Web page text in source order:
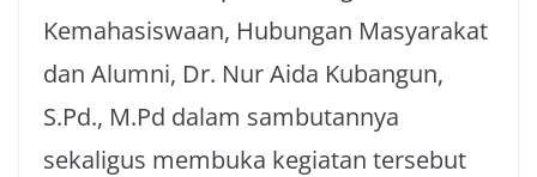
Kemahasiswaan, Hubungan Masyarakat
dan Alumni, Dr. Nur Aida Kubangun,
S.Pd., M.Pd dalam sambutannya
sekaligus membuka kegiatan tersebut